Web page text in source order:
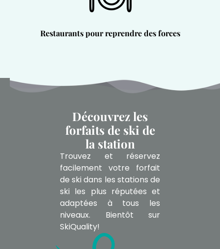
Restaurants pour reprendre des forces
Découvrez les
forfaits de ski de
la station
Trouvez et réservez
facilement votre forfait
de ski dans les stations de
ski les plus réputées et
adaptées à tous les
niveaux. Bientôt sur
SkiQuality!